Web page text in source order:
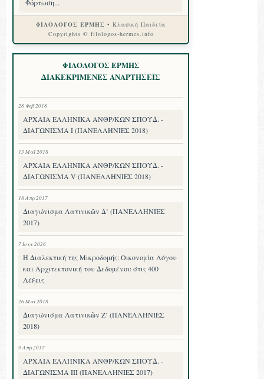
Φόρτωση...
ΦΙΛΟΛΟΓΟΣ ΕΡΜΗΣ • Κλασική Παιδεία
Copyrights © filologos-hermes.info
ΦΙΛΟΛΟΓΟΣ ΕΡΜΗΣ
ΔΙΑΚΕΚΡΙΜΕΝΕΣ ΑΝΑΡΤΗΣΕΙΣ
28 Φεβ 2018
ΑΡΧΑΙΑ ΕΛΛΗΝΙΚΑ ΑΝΘΡ/ΚΩΝ ΣΠΟΥΔ. -
ΔΙΑΓΩΝΙΣΜΑ I (ΠΑΝΕΛΛΗΝΙΕΣ 2018)
13 Μαΐ 2018
ΑΡΧΑΙΑ ΕΛΛΗΝΙΚΑ ΑΝΘΡ/ΚΩΝ ΣΠΟΥΔ. -
ΔΙΑΓΩΝΙΣΜΑ V (ΠΑΝΕΛΛΗΝΙΕΣ 2018)
18 Απρ 2017
Διαγώνισμα Λατινικῶν Δ’ (ΠΑΝΕΛΛΗΝΙΕΣ
2017)
7 Ιουν 2026
Η Διαλεκτική της Μικροδομής: Οικονομία Λόγου
και Αρχιτεκτονική του Δεδομένου στις 400
Λέξεις
26 Μαΐ 2018
Διαγώνισμα Λατινικῶν Ζ’ (ΠΑΝΕΛΛΗΝΙΕΣ
2018)
9 Απρ 2017
ΑΡΧΑΙΑ ΕΛΛΗΝΙΚΑ ΑΝΘΡ/ΚΩΝ ΣΠΟΥΔ. -
ΔΙΑΓΩΝΙΣΜΑ III (ΠΑΝΕΛΛΗΝΙΕΣ 2017)